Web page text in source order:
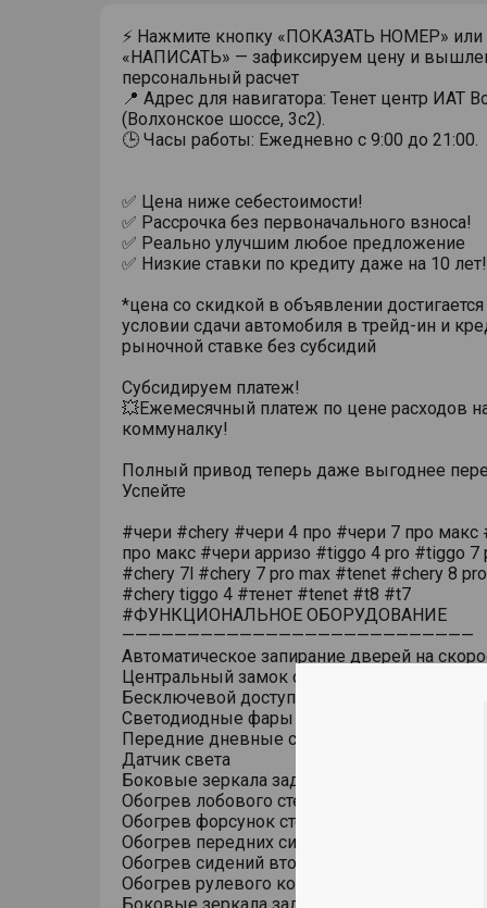
⚡ Нажмите кнопку «ПОКАЗАТЬ НОМЕР» или
«НАПИСАТЬ» — зафиксируем цену и
персональный расчет
📍 Адрес для навигатора: Тенет центр ИАТ
(Волхонское шоссе, 3с2).
🕒 Часы работы: Ежедневно с 9:00 до 21:00.
✅ Цена ниже себестоимости!
✅ Рассрочка без первоначального взноса!
✅ Реально улучшим любое предложение
✅ Низкие ставки по кредиту даже на 10 лет!
*цена со скидкой в объявлении
условии сдачи автомобиля в трейд-ин и
рыночной ставке без субсидий
Субсидируем платеж!
💥Ежемесячный платеж по цене расходов
коммуналку!
Полный привод теперь даже выгоднее
Успейте
#чери #chery #чери 4 про #чери 7 про макс
про макс #чери арризо #tiggo 4 pro #tiggo 7
#chery 7l #chery 7 pro max #tenet #chery 8
#chery tiggo 4 #тенет #tenet #t8 #t7
#ФУНКЦИОНАЛЬНОЕ ОБОРУДОВАНИЕ
———————————————————————————
Автоматическое запирание дверей на
Центральный замок с дистанционным
Бесключевой доступ (ключ в кармане)
Светодиодные фары основного света
Передние дневные светодиодные ходовые
Датчик света
Боковые зеркала заднего вида с обогревом
Обогрев лобового стекла
Обогрев форсунок стеклоомывателя
Обогрев передних сидений
Обогрев сидений второго ряда
Обогрев рулевого колеса